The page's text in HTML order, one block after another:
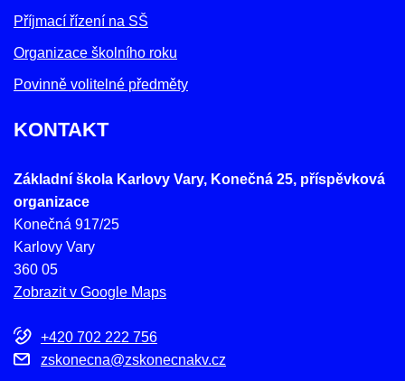
Příjmací řízení na SŠ
Organizace školního roku
Povinně volitelné předměty
KONTAKT
Základní škola Karlovy Vary, Konečná 25, příspěvková
organizace
Konečná 917/25
Karlovy Vary
360 05
Zobrazit v Google Maps
+420 702 222 756
zskonecna@zskonecnakv.cz